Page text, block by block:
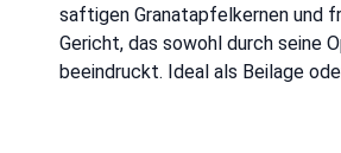
saftigen Granatapfelkernen und
Gericht, das sowohl durch seine
beeindruckt. Ideal als Beilage